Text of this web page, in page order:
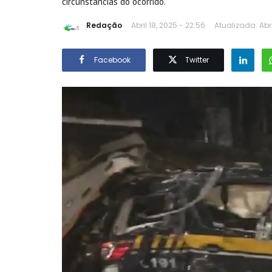
Redação Abril 18, 2025 - 22:56 Atualizada:
Facebook Twitter